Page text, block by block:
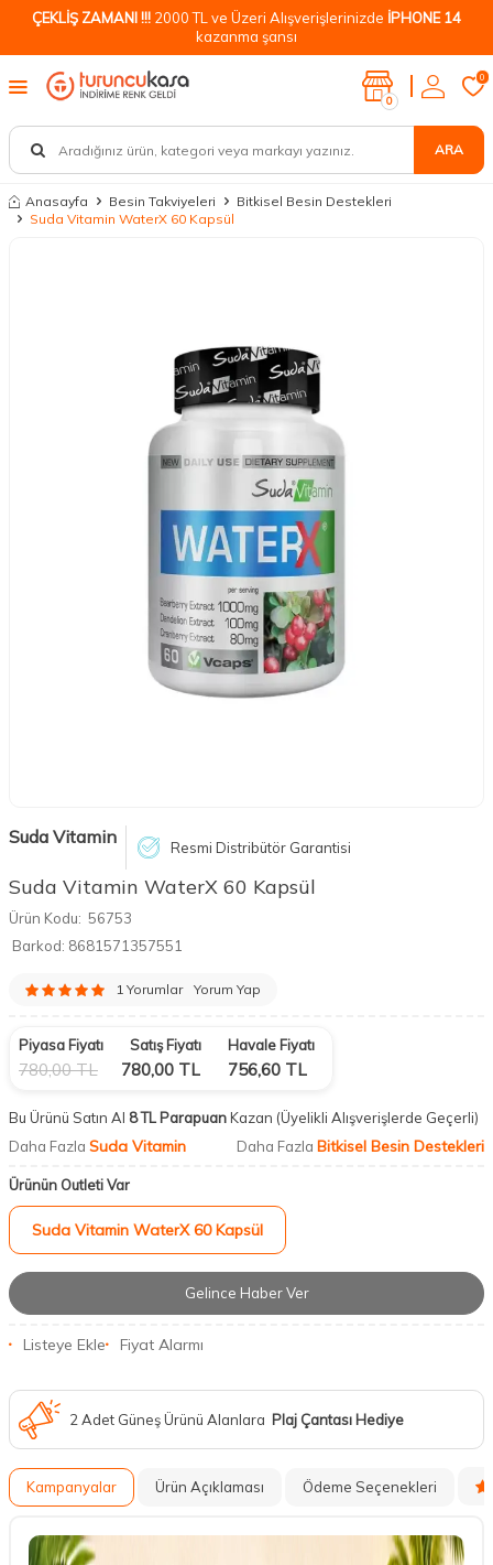
ÇEKLİŞ ZAMANI !!! 2000 TL ve Üzeri Alışverişlerinizde İPHONE 14
kazanma şansı
ARA
0
0
Anasayfa Besin Takviyeleri
Bitkisel Besin Destekleri
Suda Vitamin WaterX 60 Kapsül
Suda Vitamin Resmi Distribütör Garantisi
Suda Vitamin WaterX 60 Kapsül
Ürün Kodu: 56753
Barkod: 8681571357551
1 Yorumlar Yorum Yap
Piyasa Fiyatı
780,00TL
Satış Fiyatı
780,00 TL
Havale Fiyatı
756,60 TL
Bu Ürünü Satın Al 8 TL ParapuanKazan (Üyelikli Alışverişlerde Geçerli)
Daha Fazla Suda Vitamin Daha Fazla Bitkisel Besin Destekleri
Ürünün Outleti Var
Suda Vitamin WaterX 60 Kapsül
Gelince Haber Ver
Listeye Ekle Fiyat Alarmı
2 Adet Güneş Ürünü Alanlara Plaj Çantası Hediye
Kampanyalar Ürün Açıklaması Ödeme Seçenekleri